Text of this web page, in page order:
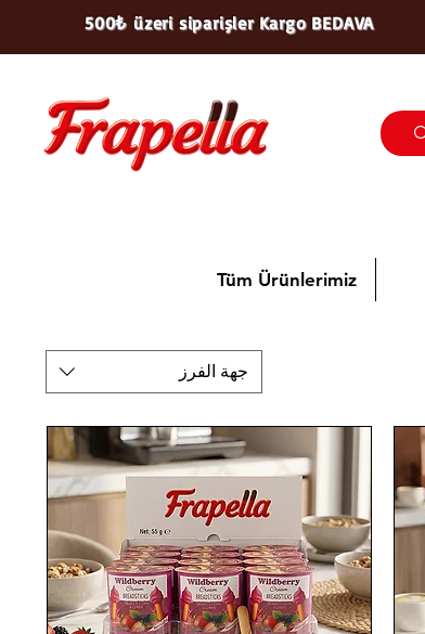
500₺ üzeri siparişler Kargo BEDAVA
Tüm Ürünlerimiz
جهة الفرز